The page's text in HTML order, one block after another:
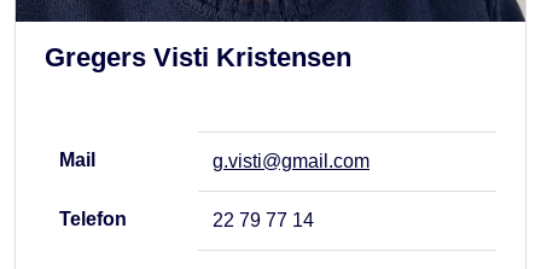
Gregers Visti Kristensen
Mail g.visti@gmail.com
Telefon 22 79 77 14